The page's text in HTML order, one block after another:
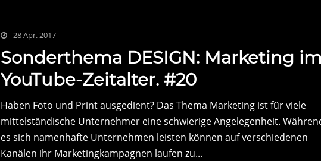
28 Apr. 2017
Sonderthema DESIGN: Marketing
YouTube-Zeitalter. #20
Haben Foto und Print ausgedient? Das Thema Marketing ist für viele
mittelständische Unternehmer eine schwierige Angelegenheit.
es sich namenhafte Unternehmen leisten können auf verschiedenen
Kanälen ihr Marketingkampagnen laufen zu...